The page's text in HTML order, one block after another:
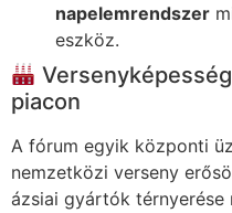
napelemrendszer
eszköz.
piacon
A fórum egyik központi
nemzetközi verseny
ázsiai gyártók térnyerése